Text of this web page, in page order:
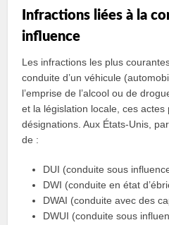
Infractions liées à la
influence
Les infractions les plus
conduite d’un véhicule
l’emprise de l’alcool ou de
et la législation locale, ces
désignations. Aux États-Unis,
de :
DUI (conduite sous
DWI (conduite en état
DWAI (conduite avec des
DWUI (conduite sous